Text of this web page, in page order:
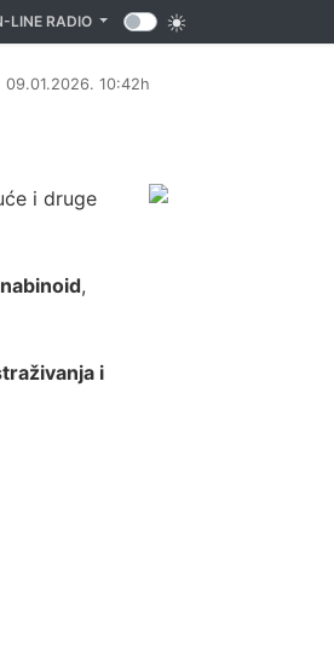
LINE RADIO
09.01.2026. 10:42h
i druge
,
i